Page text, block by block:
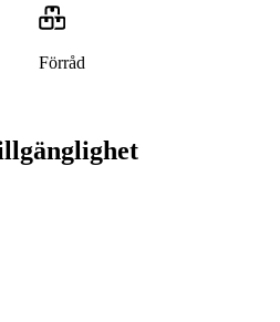
Förråd